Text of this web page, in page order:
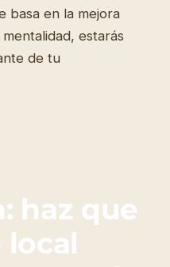
basa en la mejora
estarás
de tu
haz que